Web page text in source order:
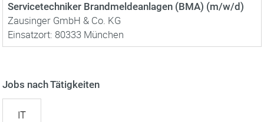
Servicetechniker Brandmeldeanlagen (BMA) (m/w/d)
Zausinger GmbH & Co. KG
Einsatzort: 80333 München
Jobs nach Tätigkeiten
IT